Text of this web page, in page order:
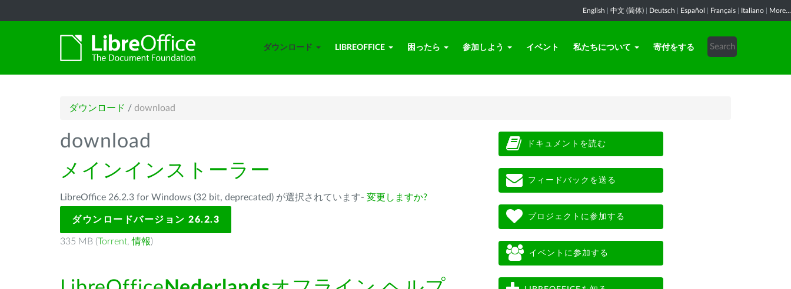
English 中文 (简体) Deutsch Español Français Italiano More...
ダウンロード LIBREOFFICE 困ったら 参加しよう イベント 私たちについて 寄付をする
ダウンロード / download
download
メインインストーラー
LibreOffice 26.2.3 for Windows (32 bit, deprecated) が選択されています- 変更しますか?
ダウンロードバージョン 26.2.3
335 MB (Torrent,情報)
ドキュメントを読む
フィードバックを送る
プロジェクトに参加する
イベントに参加する